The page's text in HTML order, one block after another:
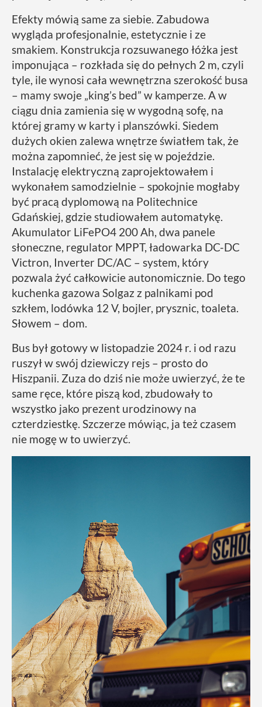
Efekty mówią same za siebie. Zabudowa
wygląda profesjonalnie, estetycznie i ze
smakiem. Konstrukcja rozsuwanego łóżka jest
imponująca – rozkłada się do pełnych 2 m, czyli
tyle, ile wynosi cała wewnętrzna szerokość busa
– mamy swoje „king’s bed” w kamperze. A w
ciągu dnia zamienia się w wygodną sofę, na
której gramy w karty i planszówki. Siedem
dużych okien zalewa wnętrze światłem tak, że
można zapomnieć, że jest się w pojeździe.
Instalację elektryczną zaprojektowałem i
wykonałem samodzielnie – spokojnie mogłaby
być pracą dyplomową na Politechnice
Gdańskiej, gdzie studiowałem automatykę.
Akumulator LiFePO4 200 Ah, dwa panele
słoneczne, regulator MPPT, ładowarka DC-DC
Victron, Inverter DC/AC – system, który
pozwala żyć całkowicie autonomicznie. Do tego
kuchenka gazowa Solgaz z palnikami pod
szkłem, lodówka 12 V, bojler, prysznic, toaleta.
Słowem – dom.
Bus był gotowy w listopadzie 2024 r. i od razu
ruszył w swój dziewiczy rejs – prosto do
Hiszpanii. Zuza do dziś nie może uwierzyć, że te
same ręce, które piszą kod, zbudowały to
wszystko jako prezent urodzinowy na
czterdziestkę. Szczerze mówiąc, ja też czasem
nie mogę w to uwierzyć.